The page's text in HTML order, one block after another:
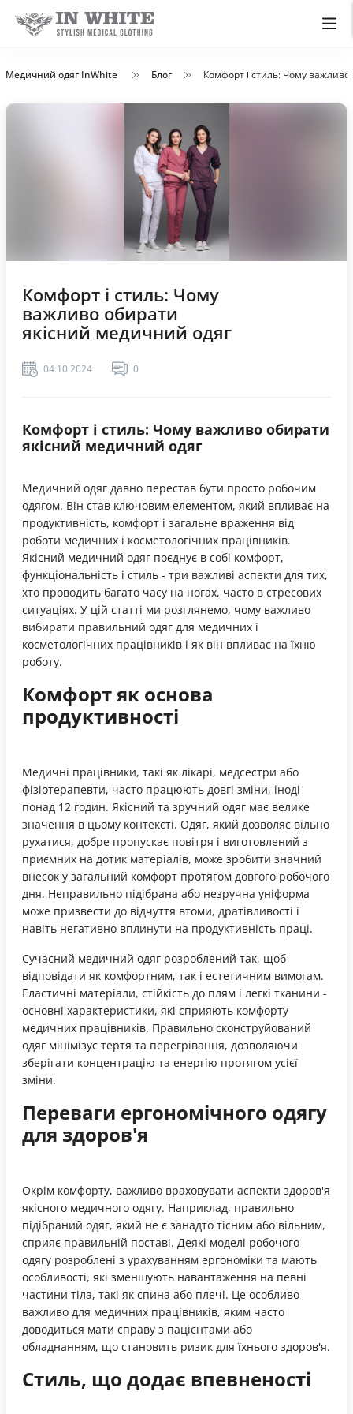
Медичний одяг InWhite Блог Комфорт і стиль: Чому
Комфорт і стиль: Чому
важливо обирати
якісний медичний одяг
04.10.2024 0
Комфорт і стиль: Чому важливо обирати
якісний медичний одяг
Медичний одяг давно перестав бути просто робочим
одягом. Він став ключовим елементом, який впливає на
продуктивність, комфорт і загальне враження від
роботи медичних і косметологічних працівників.
Якісний медичний одяг поєднує в собі комфорт,
функціональність і стиль - три важливі аспекти для тих,
хто проводить багато часу на ногах, часто в стресових
ситуаціях. У цій статті ми розглянемо, чому важливо
вибирати правильний одяг для медичних і
косметологічних працівників і як він впливає на їхню
роботу.
Комфорт як основа
продуктивності
Медичні працівники, такі як лікарі, медсестри або
фізіотерапевти, часто працюють довгі зміни, іноді
понад 12 годин. Якісний та зручний одяг має велике
значення в цьому контексті. Одяг, який дозволяє вільно
рухатися, добре пропускає повітря і виготовлений з
приємних на дотик матеріалів, може зробити значний
внесок у загальний комфорт протягом довгого робочого
дня. Неправильно підібрана або незручна уніформа
може призвести до відчуття втоми, дратівливості і
навіть негативно вплинути на продуктивність праці.
Сучасний медичний одяг розроблений так, щоб
відповідати як комфортним, так і естетичним вимогам.
Еластичні матеріали, стійкість до плям і легкі тканини -
основні характеристики, які сприяють комфорту
медичних працівників. Правильно сконструйований
одяг мінімізує тертя та перегрівання, дозволяючи
зберігати концентрацію та енергію протягом усієї
зміни.
Переваги ергономічного одягу
для здоров'я
Окрім комфорту, важливо враховувати аспекти здоров'я
якісного медичного одягу. Наприклад, правильно
підібраний одяг, який не є занадто тісним або вільним,
сприяє правильній поставі. Деякі моделі робочого
одягу розроблені з урахуванням ергономіки та мають
особливості, які зменшують навантаження на певні
частини тіла, такі як спина або плечі. Це особливо
важливо для медичних працівників, яким часто
доводиться мати справу з пацієнтами або
обладнанням, що становить ризик для їхнього здоров'я.
Стиль, що додає впевненості